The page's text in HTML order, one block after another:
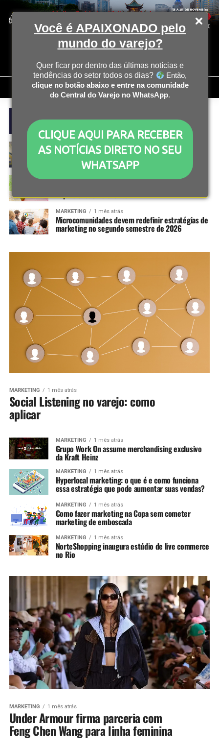
Você é APAIXONADO pelo
mundo do varejo?
Quer ficar por dentro das últimas notícias e
tendências do setor todos os dias?
Então,
clique no botão abaixo e entre na comunidade
do Central do Varejo no WhatsApp.
CLIQUE AQUI PARA RECEBER
AS NOTÍCIAS DIRETO NO SEU
WHATSAPP
Stix lança identidade cultural após rebranding e
aquisição pela RD
MARKETING 4 semanas atrás
Bets: Rio de Janeiro e Belo Horizonte proíbem
publicidades em locais públicos
impulsionado no evento?
MARKETING 1 mês atrás
Microcomunidades devem redefinir estratégias de
marketing no segundo semestre de 2026
MARKETING 1 mês atrás
Social Listening no varejo: como
aplicar
MARKETING 1 mês atrás
Grupo Work On assume merchandising exclusivo
da Kraft Heinz
MARKETING 1 mês atrás
Hyperlocal marketing: o que é e como funciona
essa estratégia que pode aumentar suas vendas?
MARKETING 1 mês atrás
Como fazer marketing na Copa sem cometer
marketing de emboscada
MARKETING 1 mês atrás
NorteShopping inaugura estúdio de live commerce
no Rio
MARKETING 1 mês atrás
Under Armour firma parceria com
Feng Chen Wang para linha feminina